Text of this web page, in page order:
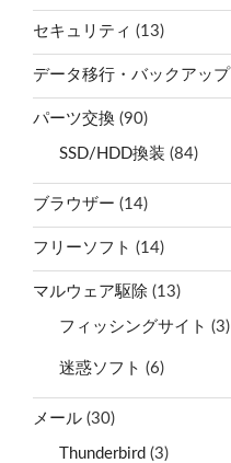
セキュリティ (13)
データ移行・バックアップ
パーツ交換 (90)
SSD/HDD換装 (84)
ブラウザー (14)
フリーソフト (14)
マルウェア駆除 (13)
フィッシングサイト (3)
迷惑ソフト (6)
メール (30)
Thunderbird (3)